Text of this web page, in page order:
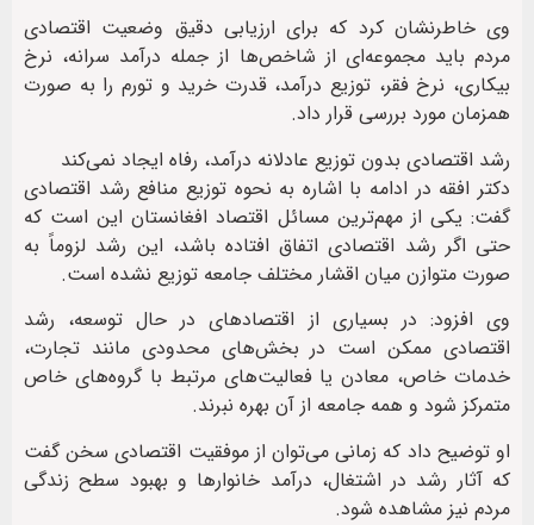
وی خاطرنشان کرد که برای ارزیابی دقیق وضعیت اقتصادی
مردم باید مجموعه‌ای از شاخص‌ها از جمله درآمد سرانه، نرخ
بیکاری، نرخ فقر، توزیع درآمد، قدرت خرید و تورم را به صورت
همزمان مورد بررسی قرار داد.
رشد اقتصادی بدون توزیع عادلانه درآمد، رفاه ایجاد نمی‌کند
دکتر افقه در ادامه با اشاره به نحوه توزیع منافع رشد اقتصادی
گفت: یکی از مهم‌ترین مسائل اقتصاد افغانستان این است که
حتی اگر رشد اقتصادی اتفاق افتاده باشد، این رشد لزوماً به
صورت متوازن میان اقشار مختلف جامعه توزیع نشده است.
وی افزود: در بسیاری از اقتصادهای در حال توسعه، رشد
اقتصادی ممکن است در بخش‌های محدودی مانند تجارت،
خدمات خاص، معادن یا فعالیت‌های مرتبط با گروه‌های خاص
متمرکز شود و همه جامعه از آن بهره نبرند.
او توضیح داد که زمانی می‌توان از موفقیت اقتصادی سخن گفت
که آثار رشد در اشتغال، درآمد خانوارها و بهبود سطح زندگی
مردم نیز مشاهده شود.